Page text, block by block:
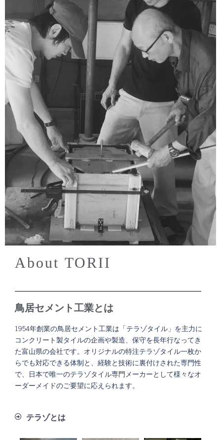
About TORII
鳥居セメント工業とは
1954年創業の鳥居セメント工業は「テラゾタイル」を主力に
コンクリート製タイルの企画や製造、保守を長年行なってき
た富山県の会社です。オリジナルの特注テラゾタイル一枚か
らでも対応できる体制と、経験と技術に裏付けされた専門性
で、日本で唯一のテラゾタイル専門メーカーとして様々なオ
ーダーメイドのご要望に応えられます。
テラゾとは